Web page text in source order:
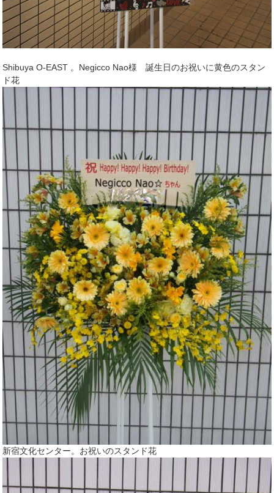
Shibuya O-EAST 。Negicco Nao様 誕生日のお祝いに黄色のスタン
ド花
新宿文化センター。お祝いのスタンド花